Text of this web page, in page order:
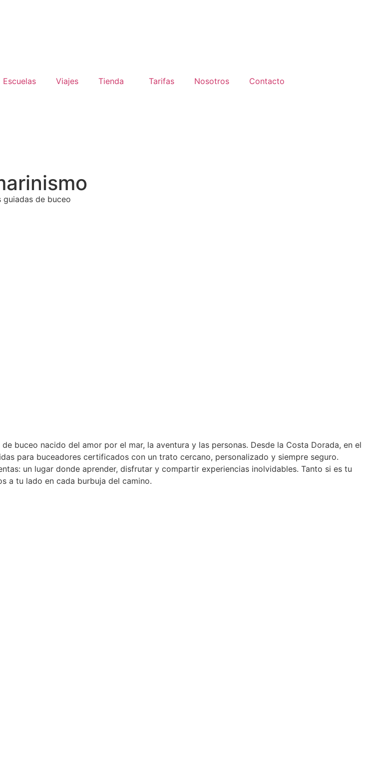
Escuelas Viajes Tienda Tarifas Nosotros Contacto
guiadas de buceo
buceo nacido del amor por el mar, la aventura y las personas. Desde la Costa Dorada, en el
para buceadores certificados con un trato cercano, personalizado y siempre seguro.
un lugar donde aprender, disfrutar y compartir experiencias inolvidables. Tanto si es tu
a tu lado en cada burbuja del camino.